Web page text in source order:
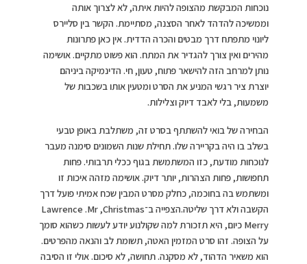
נוכחות המבקשת מהצופה להיות איתה, לא לצרוך אותה
וממשיכה להדהד לאחר הסצנה, מסתיימת. הקשר בין סליירס
ליונוי מתפתח דרך מבטים והכרה הדדית. אין כאן פתרונות
מהירים ואין צורך להגדיר את המתח. הוא פשוט מתקיים. אושימה
נותן למרחב הזה להישאר פתוח, טעון, חי. הדינמיקה ביניהם
יוצרת ציר רגשי המניע את הסרט ומטעין אותו בשכבות של
משמעות, בלי לאבד דיוק וצלילות.
הבחירה של בואי להשתתף בסרט זה, משתלבת באופן טבעי
בשלב בו היה בקריירה שלו. תחילת שנות השמונים סימנה מעבר
לנוכחות מודעת, כזו המשתמשת בגוף ככלי תרבותי. פחות
תחפושות, פחות הצהרות, יותר דיוק. אושימה מזהה איכות זו
ומשתמש בה בחוכמה, כחלק מסרט המבין שכח אמיתי פועל דרך
הקשבה ולא דרך שליטה.הצפייה ב־Lawrence .Mr ,Christmas
Merry כיום, היא תזכורת למה שקולנוע יודע לעשות כשהוא סומך
על הצופה. זהו סרט המזמין האטה, תשומת לב והנאה מהפרטים.
הוא משאיר הדהוד, לא מסקנה. תחושה, לא סיכום. אולי זו הסיבה